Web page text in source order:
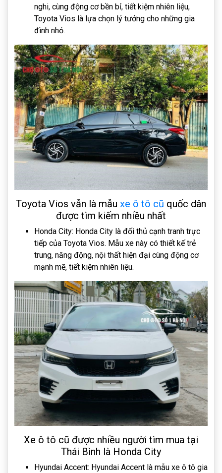
nghi, cùng động cơ bền bỉ, tiết kiệm nhiên liệu,
Toyota Vios là lựa chọn lý tưởng cho những gia
đình nhỏ.
Toyota Vios vẫn là mẫu xe ô tô cũ quốc dân
được tìm kiếm nhiều nhất
Honda City: Honda City là đối thủ cạnh tranh trực
tiếp của Toyota Vios. Mẫu xe này có thiết kế trẻ
trung, năng động, nội thất hiện đại cùng động cơ
mạnh mẽ, tiết kiệm nhiên liệu.
Xe ô tô cũ được nhiều người tìm mua tại
Thái Bình là Honda City
Hyundai Accent: Hyundai Accent là mẫu xe ô tô gia